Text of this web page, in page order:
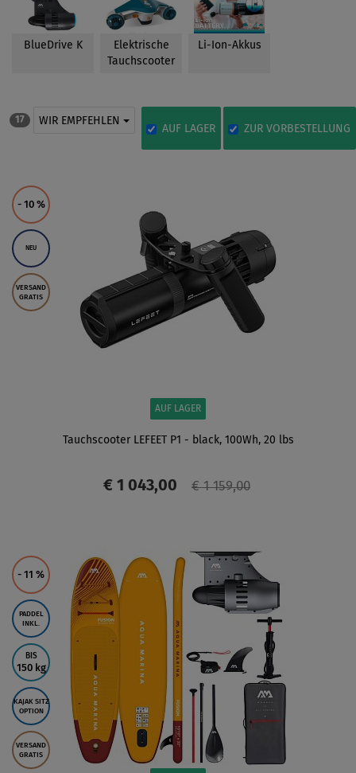
BlueDrive K
Elektrische
Tauchscooter
Li-Ion-Akkus
17 WIR EMPFEHLEN
AUF LAGER ZUR VORBESTELLUNG
- 10 %
NEU
VERSAND
GRATIS
AUF LAGER
Tauchscooter LEFEET P1 - black, 100Wh, 20 lbs
€ 1 043,00 € 1 159,00
- 11 %
PADDEL
INKL.
BIS
150 kg
KAJAK SITZ
OPTION
VERSAND
GRATIS